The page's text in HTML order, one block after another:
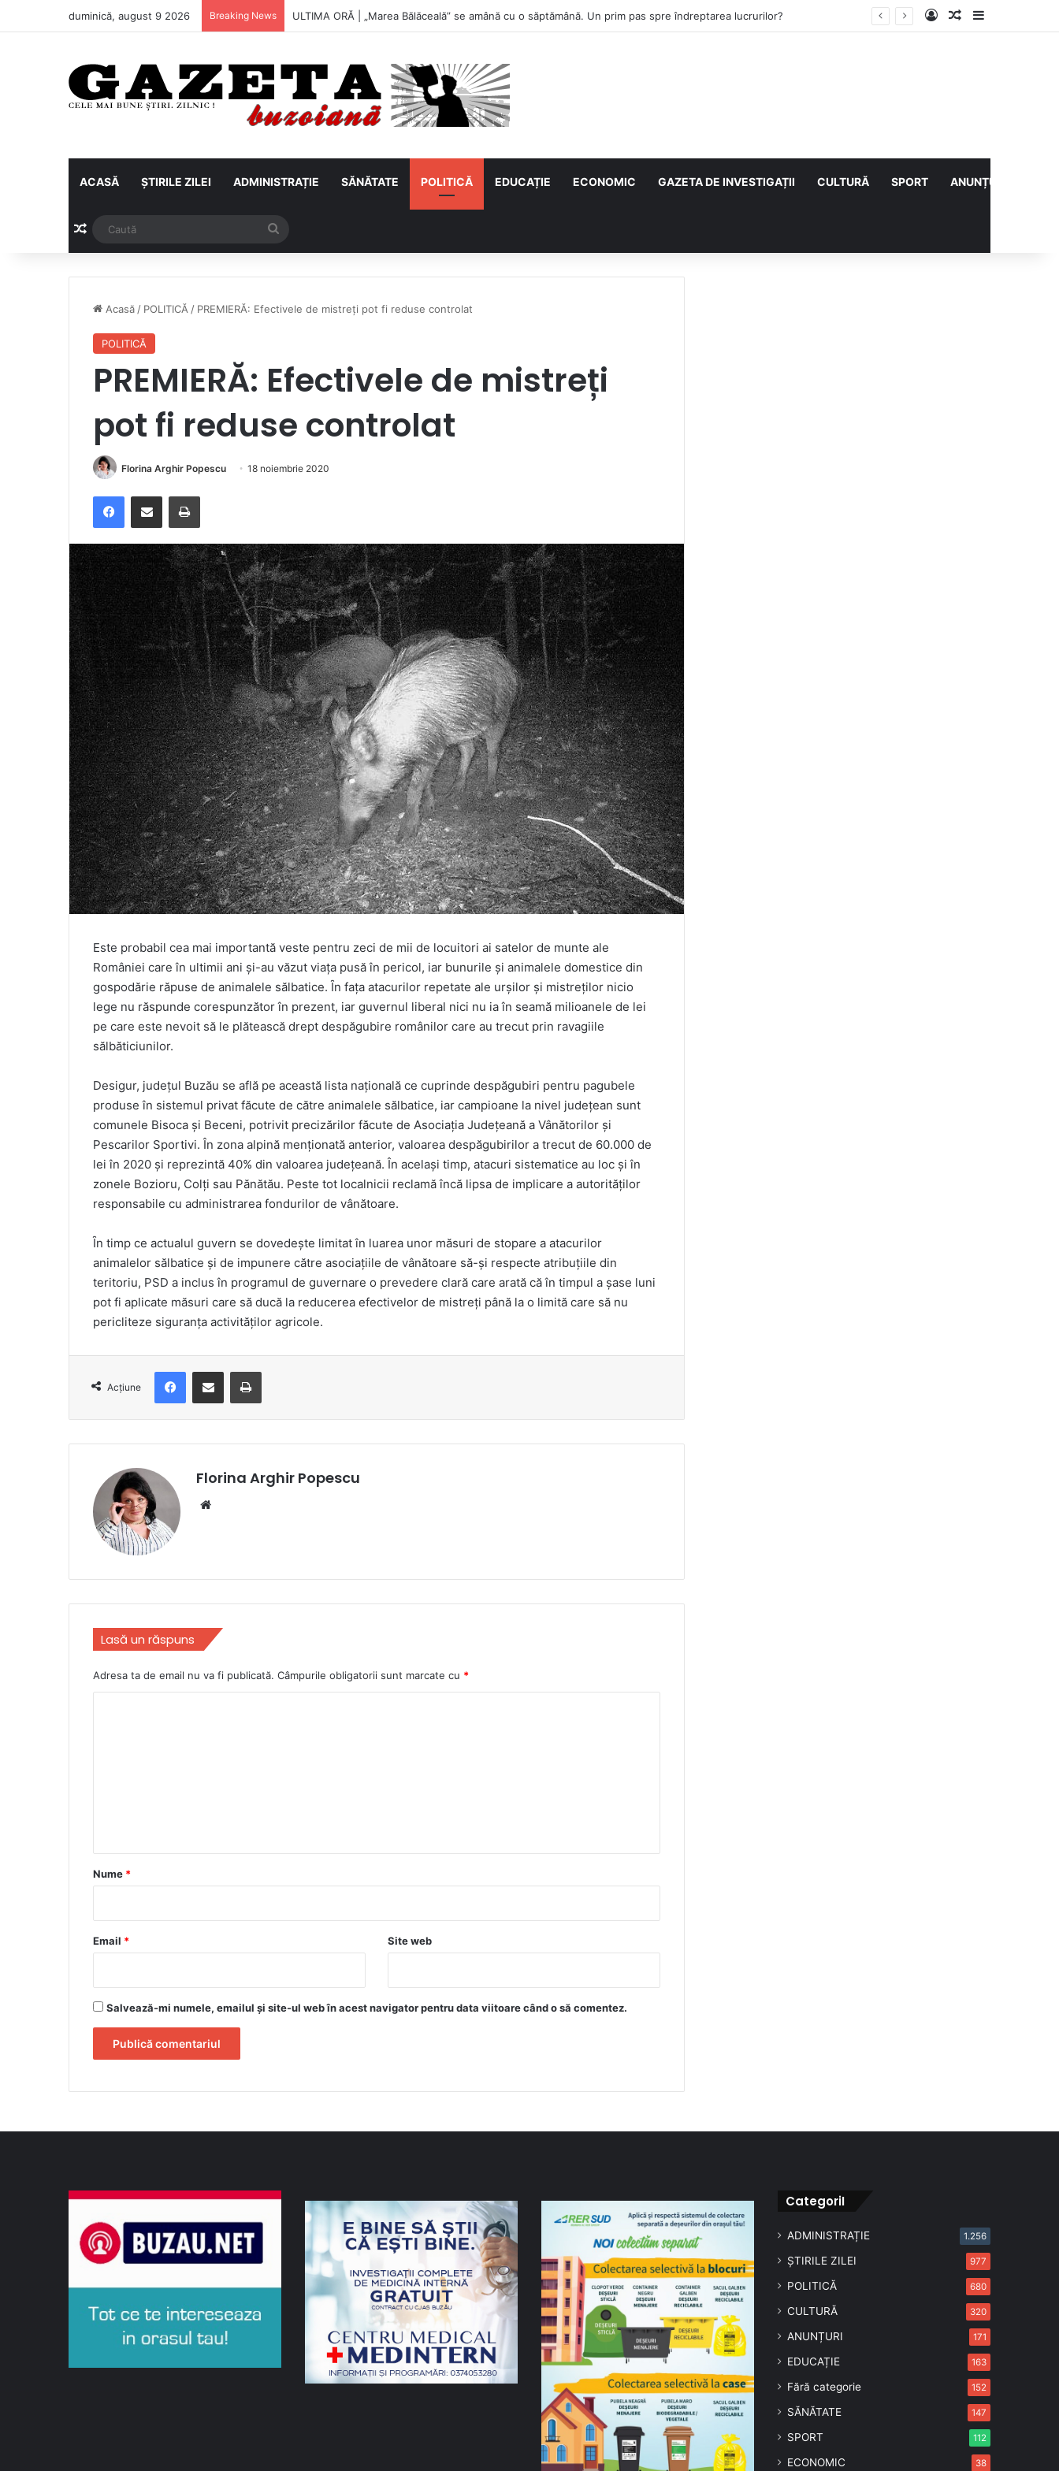
duminică, august 9 2026 Breaking News Metalul Buzău, primul meci acasă în noul sezon de Liga 2. Obiectiv clar înaintea duelului cu CS Afumați Log InArticol aleatoriu
Sidebar
ACASĂ ȘTIRILE ZILEI ADMINISTRAȚIE SĂNĂTATE POLITICĂ EDUCAȚIE ECONOMIC GAZETA DE INVESTIGAȚII CULTURĂ SPORT ANUNȚURI
Articol aleatoriu
Acasă / POLITICĂ / PREMIERĂ: Efectivele de mistreți pot fi reduse controlat
POLITICĂ
PREMIERĂ: Efectivele de mistreți
pot fi reduse controlat
Florina Arghir Popescu 18 noiembrie 2020
FacebookDistribuie prin e-mail Imprimare
Este probabil cea mai importantă veste pentru zeci de mii de locuitori ai satelor de munte ale
României care în ultimii ani și-au văzut viața pusă în pericol, iar bunurile și animalele domestice din
gospodărie răpuse de animalele sălbatice. Ȋn fața atacurilor repetate ale urșilor și mistreților nicio
lege nu răspunde corespunzător în prezent, iar guvernul liberal nici nu ia în seamă milioanele de lei
pe care este nevoit să le plătească drept despăgubire românilor care au trecut prin ravagiile
sălbăticiunilor.
Desigur, județul Buzău se află pe această lista națională ce cuprinde despăgubiri pentru pagubele
produse în sistemul privat făcute de către animalele sălbatice, iar campioane la nivel județean sunt
comunele Bisoca și Beceni, potrivit precizărilor făcute de Asociația Județeană a Vânătorilor și
Pescarilor Sportivi. În zona alpină menționată anterior, valoarea despăgubirilor a trecut de 60.000 de
lei în 2020 și reprezintă 40% din valoarea județeană. În același timp, atacuri sistematice au loc și în
zonele Bozioru, Colți sau Pănătău. Peste tot localnicii reclamă încă lipsa de implicare a autorităților
responsabile cu administrarea fondurilor de vânătoare.
Ȋn timp ce actualul guvern se dovedește limitat în luarea unor măsuri de stopare a atacurilor
animalelor sălbatice și de impunere către asociațiile de vânătoare să-și respecte atribuțiile din
teritoriu, PSD a inclus în programul de guvernare o prevedere clară care arată că în timpul a șase luni
pot fi aplicate măsuri care să ducă la reducerea efectivelor de mistreți până la o limită care să nu
pericliteze siguranța activităților agricole.
Acțiune
FacebookDistribuie prin e-mail Imprimare
Florina Arghir Popescu
Lasă un răspuns
Adresa ta de email nu va fi publicată. Câmpurile obligatorii sunt marcate cu *
r
*
Nume *
Email * Site web
Salvează-mi numele, emailul și site-ul web în acest navigator pentru data viitoare când o să comentez.
CategoriI
ADMINISTRAȚIE 1.256
ȘTIRILE ZILEI 977
POLITICĂ 680
CULTURĂ 320
ANUNȚURI 171
EDUCAȚIE 163
Fără categorie 152
SĂNĂTATE 147
SPORT 112
ECONOMIC 38